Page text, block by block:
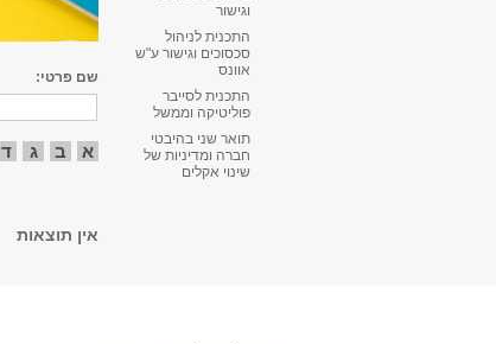
וגישור
התכנית לניהול
סכסוכים וגישור ע"ש
אוונס
התכנית לסייבר
פוליטיקה וממשל
תואר שני בהיבטי
חברה ומדיניות של
שינוי אקלים
שם פרטי:
א ב ג ד
אין תוצאות